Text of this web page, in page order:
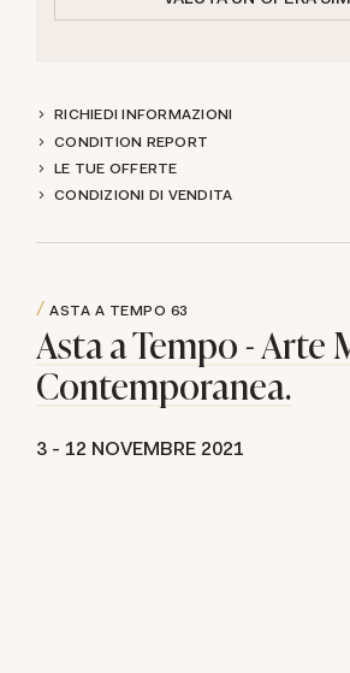
RICHIEDI INFORMAZIONI
CONDITION REPORT
LE TUE OFFERTE
CONDIZIONI DI VENDITA
ASTA A TEMPO 63
Asta a Tempo - Arte
Contemporanea.
3 - 12 NOVEMBRE 2021